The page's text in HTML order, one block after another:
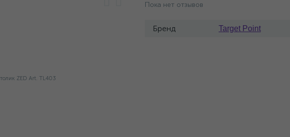
Пока нет отзывов
Бренд Target Point